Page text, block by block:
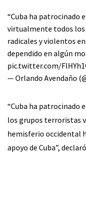
“Cuba ha patrocinado
virtualmente todos los
radicales y violentos
dependido en algún
pic.twitter.com/
— Orlando Avendaño
“Cuba ha patrocinado
los grupos terroristas
hemisferio occidental
apoyo de Cuba”,